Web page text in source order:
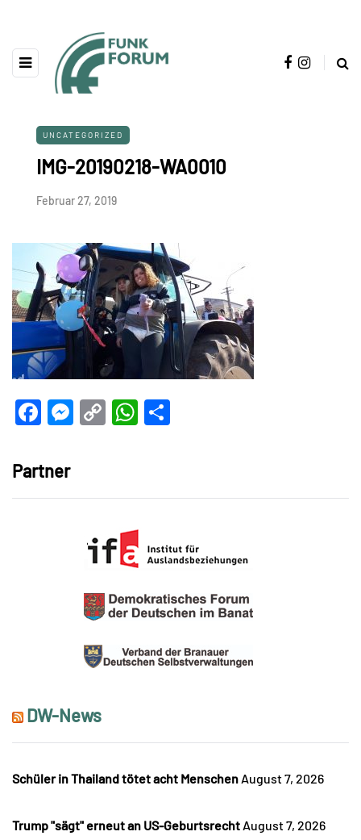
UNCATEGORIZED
IMG-20190218-WA0010
Februar 27, 2019
Facebook
Messenger
CopyWhatsApp
Partner
DW-News
Schüler in Thailand tötet acht Menschen August 7, 2026
Trump "sägt" erneut an US-Geburtsrecht August 7, 2026